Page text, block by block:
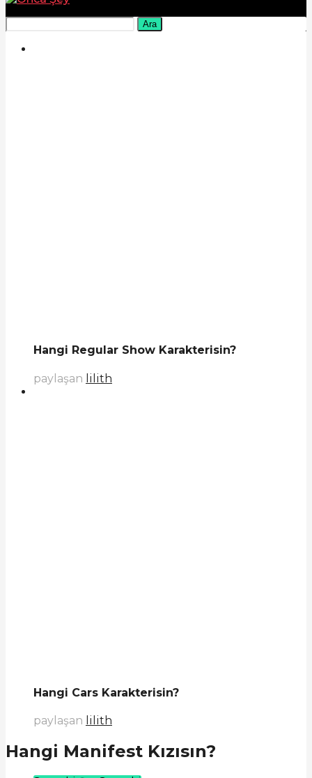
Ara
Hangi Regular Show Karakterisin?
paylaşan lilith
Hangi Cars Karakterisin?
paylaşan lilith
Hangi Manifest Kızısın?